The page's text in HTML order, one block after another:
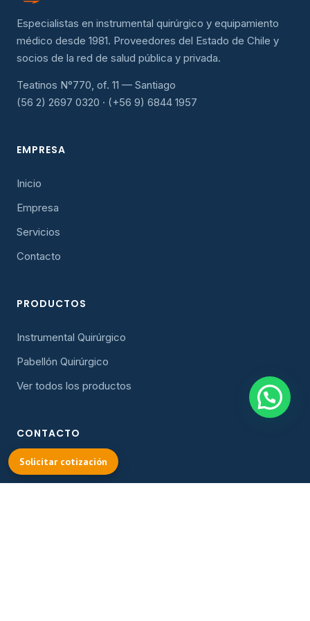
Especialistas en instrumental quirúrgico y equipamiento
médico desde 1981. Proveedores del Estado de Chile y
socios de la red de salud pública y privada.
Teatinos N°770, of. 11 — Santiago
(56 2) 2697 0320 · (+56 9) 6844 1957
EMPRESA
Inicio
Empresa
Servicios
Contacto
PRODUCTOS
Instrumental Quirúrgico
Pabellón Quirúrgico
Ver todos los productos
CONTACTO
Solicitar cotización
Solicitar cotización